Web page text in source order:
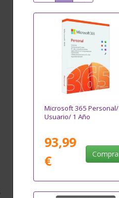
Microsoft 365
Usuario/ 1 Año
93,99
€